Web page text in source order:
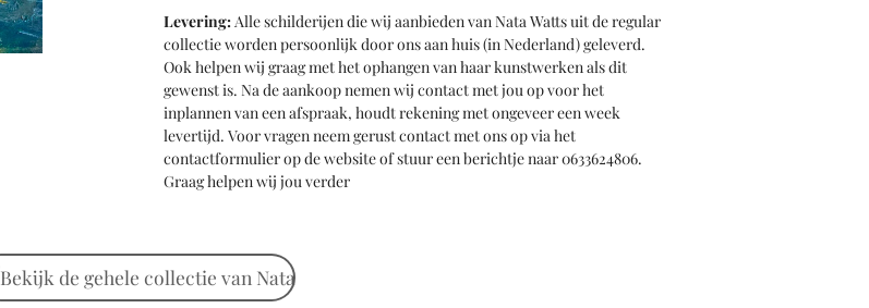
Levering:Alle schilderijen die wij aanbieden van Nata Watts uit de regular
collectie worden persoonlijk door ons aan huis (in Nederland) geleverd.
Ook helpen wij graag met het ophangen van haar kunstwerken als dit
gewenst is. Na de aankoop nemen wij contact met jou op voor het
inplannen van een afspraak, houdt rekening met ongeveer een week
levertijd. Voor vragen neem gerust contact met ons op via het
contactformulier op de website of stuur een berichtje naar 0633624806.
Graag helpen wij jou verder
Bekijk de gehele collectie van Nata